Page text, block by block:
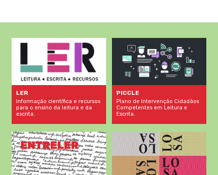
LER
Informação científica e recursos
para o ensino da leitura e da
escrita.
PICCLE
Plano de Intervenção Cidadãos
Competentes em Leitura e
Escrita.